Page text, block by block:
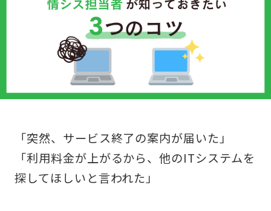
「突然、サービス終了の案内が届いた」
「利用料金が上がるから、他のITシステムを
探してほしいと言われた」